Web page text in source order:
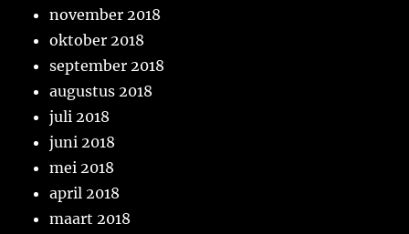
november 2018
oktober 2018
september 2018
augustus 2018
juli 2018
juni 2018
mei 2018
april 2018
maart 2018